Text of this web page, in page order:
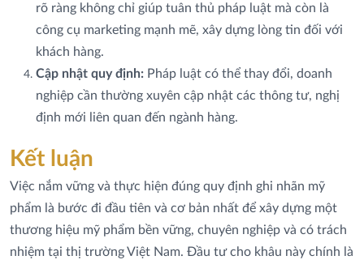
rõ ràng không chỉ giúp tuân thủ pháp luật mà còn là
công cụ marketing mạnh mẽ, xây dựng lòng tin đối với
khách hàng.
Cập nhật quy định: Pháp luật có thể thay đổi, doanh
nghiệp cần thường xuyên cập nhật các thông tư, nghị
định mới liên quan đến ngành hàng.
Kết luận
Việc nắm vững và thực hiện đúng quy định ghi nhãn mỹ
phẩm là bước đi đầu tiên và cơ bản nhất để xây dựng một
thương hiệu mỹ phẩm bền vững, chuyên nghiệp và có trách
nhiệm tại thị trường Việt Nam. Đầu tư cho khâu này chính là
Son dưỡng có màu là gì? Bí quyết giúp đôi
môi luôn rạng rỡ.